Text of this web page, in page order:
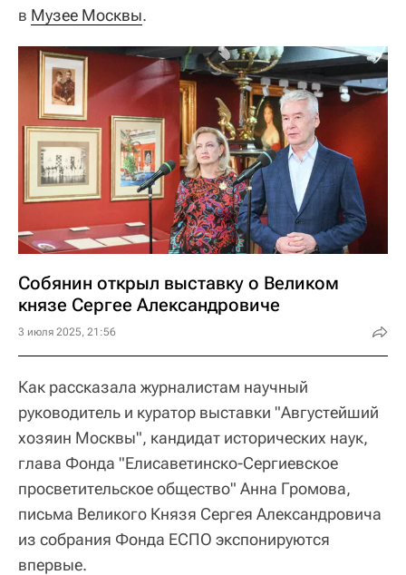
в Музее Москвы.
Собянин открыл выставку о Великом
князе Сергее Александровиче
3 июля 2025, 21:56
Как рассказала журналистам научный
руководитель и куратор выставки "Августейший
хозяин Москвы", кандидат исторических наук,
глава Фонда "Елисаветинско-Сергиевское
просветительское общество" Анна Громова,
письма Великого Князя Сергея Александровича
из собрания Фонда ЕСПО экспонируются
впервые.